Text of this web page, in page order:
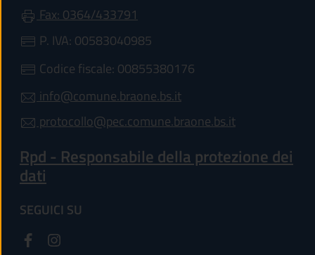
Fax: 0364/433791
P. IVA: 00583040985
Codice fiscale: 00855380176
info@comune.braone.bs.it
protocollo@pec.comune.braone.bs.it
Rpd - Responsabile della protezione dei
dati
SEGUICI SU